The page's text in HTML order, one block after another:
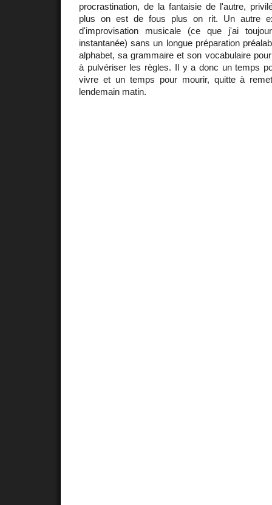
procrastination, de la fantaisie de l'autre,
plus on est de fous plus on rit. Un autre
d'improvisation musicale (ce que j'ai
instantanée) sans un longue préparation
alphabet, sa grammaire et son vocabulaire
à pulvériser les règles. Il y a donc un temps
vivre et un temps pour mourir, quitte à
lendemain matin.